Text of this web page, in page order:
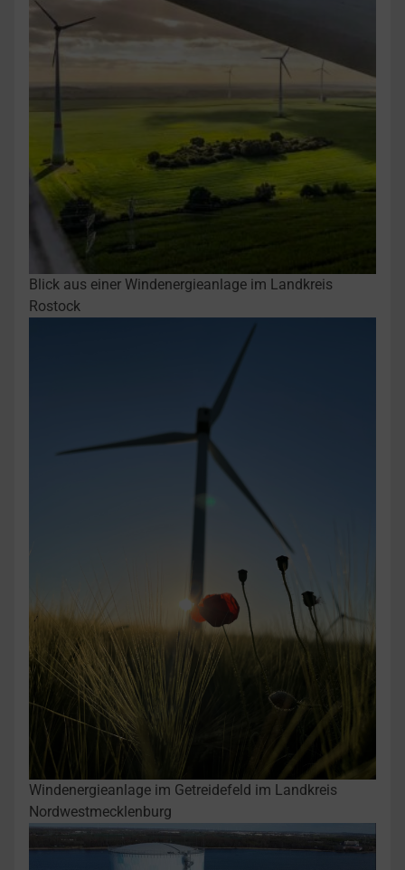
Blick aus einer Windenergieanlage im Landkreis
Rostock
Windenergieanlage im Getreidefeld im Landkreis
Nordwestmecklenburg